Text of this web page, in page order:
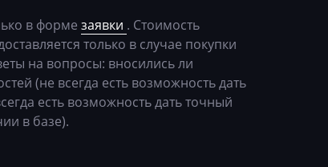
в форме заявки . Стоимость
только в случае покупки
на вопросы: вносились ли
(не всегда есть возможность дать
есть возможность дать точный
в базе).